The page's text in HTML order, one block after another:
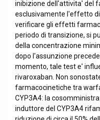
inibizione dell'attivita' del
esclusivamente l'effetto
verificare gli effetti
periodo di transizione, si
della concentrazione
dopo l'assunzione
momento, tale test e'
rivaroxaban. Non
farmacocinetiche tra
CYP3A4: la
induttore del CYP3A4